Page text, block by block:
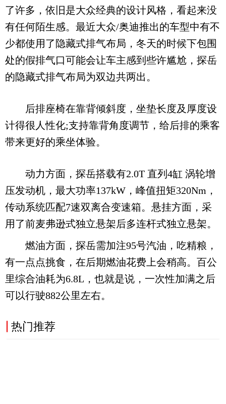
了许多，依旧是大众经典的设计风格，看起来没
有任何陌生感。最近大众/奥迪推出的车型中有不
少都使用了隐藏式排气布局，冬天的时候下包围
处的假排气口可能会让车主感到些许尴尬，探岳
的隐藏式排气布局为双边共两出。
后排座椅在靠背倾斜度，坐垫长度及厚度设
计得很人性化;支持靠背角度调节，给后排的乘客
带来更好的乘坐体验。
动力方面，探岳搭载有2.0T 直列4缸 涡轮增
压发动机，最大功率137kW，峰值扭矩320Nm，
传动系统匹配7速双离合变速箱。悬挂方面，采
用了前麦弗逊式独立悬架后多连杆式独立悬架。
燃油方面，探岳需加注95号汽油，吃精粮，
有一点点挑食，在后期燃油花费上会稍高。百公
里综合油耗为6.8L，也就是说，一次性加满之后
可以行驶882公里左右。
热门推荐